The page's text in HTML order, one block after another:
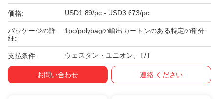
価格: USD1.89/pc - USD3.673/pc
パッケージの詳
細:
1pc/polybagの輸出カートンのある特定の部分
支払条件: ウェスタン・ユニオン、T/T
お問い合わせ 連絡 ください